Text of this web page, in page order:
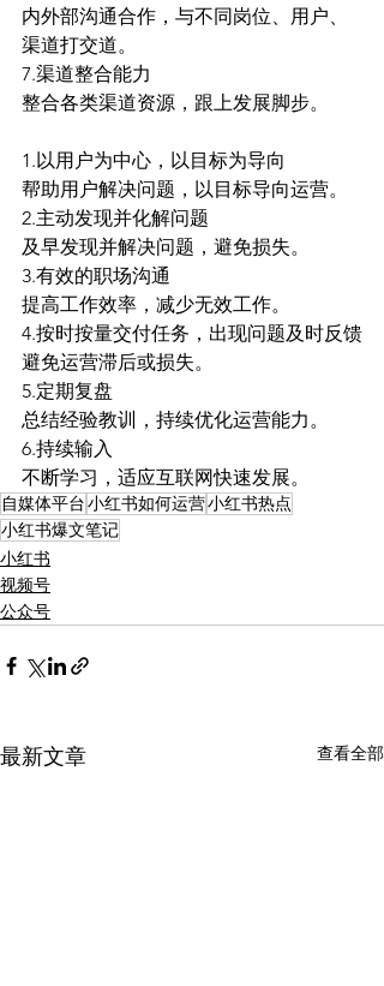
内外部沟通合作，与不同岗位、用户、
渠道打交道。
7.渠道整合能力
整合各类渠道资源，跟上发展脚步。
1.以用户为中心，以目标为导向
帮助用户解决问题，以目标导向运营。
2.主动发现并化解问题
及早发现并解决问题，避免损失。
3.有效的职场沟通
提高工作效率，减少无效工作。
4.按时按量交付任务，出现问题及时反馈
避免运营滞后或损失。
5.定期复盘
总结经验教训，持续优化运营能力。
6.持续输入
不断学习，适应互联网快速发展。
自媒体平台小红书如何运营小红书热点
小红书爆文笔记
小红书
视频号
公众号
最新文章 查看全部